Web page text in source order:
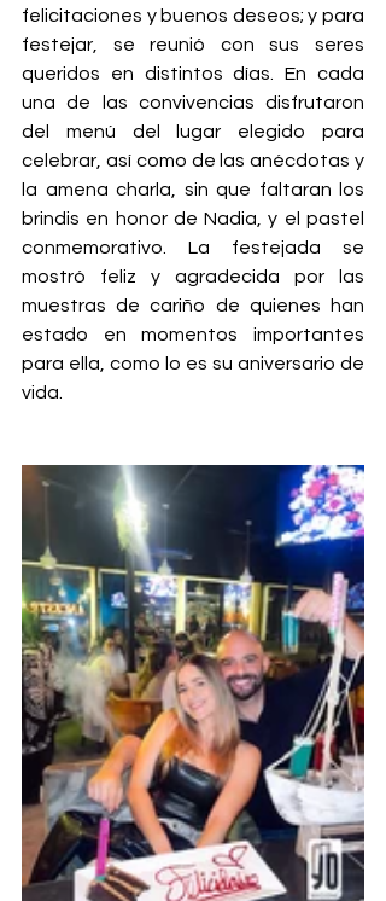
felicitaciones y buenos deseos; y para
festejar, se reunió con sus seres
queridos en distintos días. En cada
una de las convivencias disfrutaron
del menú del lugar elegido para
celebrar, así como de las anécdotas y
la amena charla, sin que faltaran los
brindis en honor de Nadia, y el pastel
conmemorativo. La festejada se
mostró feliz y agradecida por las
muestras de cariño de quienes han
estado en momentos importantes
para ella, como lo es su aniversario de
vida.